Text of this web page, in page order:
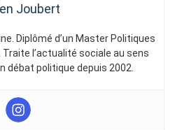
Joubert
Diplômé d’un Master Politiques
Traite l’actualité sociale au sens
débat politique depuis 2002.